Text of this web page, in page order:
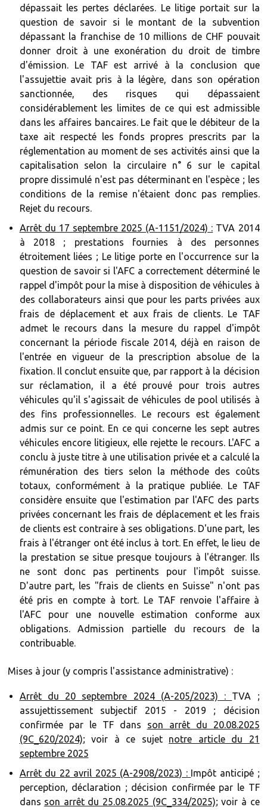
dépassait les pertes déclarées. Le litige portait sur la
question de savoir si le montant de la subvention
dépassant la franchise de 10 millions de CHF pouvait
donner droit à une exonération du droit de timbre
d'émission. Le TAF est arrivé à la conclusion que
l'assujettie avait pris à la légère, dans son opération
sanctionnée, des risques qui dépassaient
considérablement les limites de ce qui est admissible
dans les affaires bancaires. Le fait que le débiteur de la
taxe ait respecté les fonds propres prescrits par la
réglementation au moment de ses activités ainsi que la
capitalisation selon la circulaire n° 6 sur le capital
propre dissimulé n'est pas déterminant en l'espèce ; les
conditions de la remise n'étaient donc pas remplies.
Rejet du recours.
Arrêt du 17 septembre 2025 (A-1151/2024) : TVA 2014
à 2018 ; prestations fournies à des personnes
étroitement liées ; Le litige porte en l'occurrence sur la
question de savoir si l'AFC a correctement déterminé le
rappel d'impôt pour la mise à disposition de véhicules à
des collaborateurs ainsi que pour les parts privées aux
frais de déplacement et aux frais de clients. Le TAF
admet le recours dans la mesure du rappel d'impôt
concernant la période fiscale 2014, déjà en raison de
l'entrée en vigueur de la prescription absolue de la
fixation. Il conclut ensuite que, par rapport à la décision
sur réclamation, il a été prouvé pour trois autres
véhicules qu'il s'agissait de véhicules de pool utilisés à
des fins professionnelles. Le recours est également
admis sur ce point. En ce qui concerne les sept autres
véhicules encore litigieux, elle rejette le recours. L'AFC a
conclu à juste titre à une utilisation privée et a calculé la
rémunération des tiers selon la méthode des coûts
totaux, conformément à la pratique publiée. Le TAF
considère ensuite que l'estimation par l'AFC des parts
privées concernant les frais de déplacement et les frais
de clients est contraire à ses obligations. D'une part, les
frais à l'étranger ont été inclus à tort. En effet, le lieu de
la prestation se situe presque toujours à l'étranger. Ils
ne sont donc pas pertinents pour l'impôt suisse.
D'autre part, les "frais de clients en Suisse" n'ont pas
été pris en compte à tort. Le TAF renvoie l'affaire à
l'AFC pour une nouvelle estimation conforme aux
obligations. Admission partielle du recours de la
contribuable.
Mises à jour (y compris l'assistance administrative) :
Arrêt du 20 septembre 2024 (A-205/2023) : TVA ;
assujettissement subjectif 2015 - 2019 ; décision
confirmée par le TF dans son arrêt du 20.08.2025
(9C_620/2024); voir à ce sujet notre article du 21
septembre 2025
Arrêt du 22 avril 2025 (A-2908/2023) : Impôt anticipé ;
perception, déclaration ; décision confirmée par le TF
dans son arrêt du 25.08.2025 (9C_334/2025); voir à ce